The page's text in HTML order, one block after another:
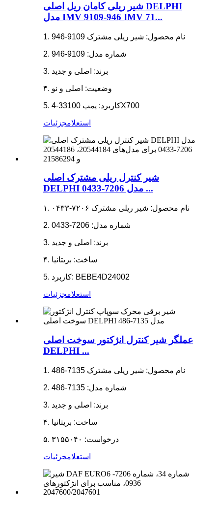
شیر ریلی کامان ریل اصلی DELPHI
مدل IMV 9109-946 IMV 71...
1. نام محصول: شیر ریلی مشترک 9109-946
2. شماره مدل: 9109-946
3. برند: اصلی و جدید
۴. وضعیت: اصلی و نو
5. کاربرد: پمپ 33100-4X700
استعلامجزئیات
شیر کنترل ریلی مشترک اصلی
DELPHI مدل 7206-0433 ...
۱. نام محصول: شیر ریلی مشترک ۷۲۰۶-۰۴۳۳
2. شماره مدل: 7206-0433
3. برند: اصلی و جدید
۴. ساخت: بریتانیا
5. کاربرد: BEBE4D24002
استعلامجزئیات
عملگر شیر کنترل انژکتور سوخت اصلی
DELPHI ...
1. نام محصول: شیر ریلی مشترک 7135-486
2. شماره مدل: 7135-486
3. برند: اصلی و جدید
۴. ساخت: بریتانیا
۵. درخواست: ۳۱۵۵۰۴۰
استعلامجزئیات